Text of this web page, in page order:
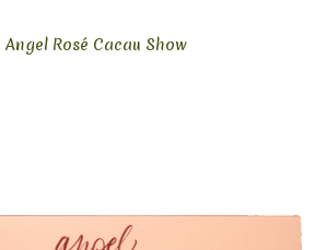
Angel Rosé Cacau Show